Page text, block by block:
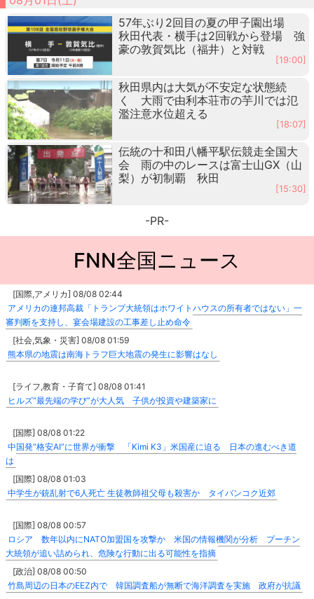
57年ぶり2回目の夏の甲子園出場
秋田代表・横手は2回戦から登場 強
豪の敦賀気比（福井）と対戦
[19:00]
秋田県内は大気が不安定な状態続
く 大雨で由利本荘市の芋川では氾
濫注意水位超える
[18:07]
伝統の十和田八幡平駅伝競走全国大
会 雨の中のレースは富士山GX（山
梨）が初制覇 秋田
[15:30]
-PR-
FNN全国ニュース
[国際,アメリカ] 08/08 02:44
アメリカの連邦高裁「トランプ大統領はホワイトハウスの所有者ではない」一
審判断を支持し、宴会場建設の工事差し止め命令
[社会,気象・災害] 08/08 01:59
熊本県の地震は南海トラフ巨大地震の発生に影響はなし
[ライフ,教育・子育て] 08/08 01:41
ヒルズ“最先端の学び”が大人気 子供が投資や建築家に
[国際] 08/08 01:22
中国発“格安AI”に世界が衝撃 「Kimi K3」米国産に迫る 日本の進むべき道
は
[国際] 08/08 01:03
中学生が銃乱射で6人死亡 生徒教師祖父母も殺害か タイバンコク近郊
[国際] 08/08 00:57
ロシア 数年以内にNATO加盟国を攻撃か 米国の情報機関が分析 プーチン
大統領が追い詰められ、危険な行動に出る可能性を指摘
[政治] 08/08 00:50
竹島周辺の日本のEEZ内で 韓国調査船が無断で海洋調査を実施 政府が抗議